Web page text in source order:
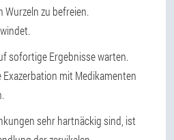
Wurzeln zu befreien.
sofortige Ergebnisse warten.
Exazerbation mit Medikamenten
sehr hartnäckig sind, ist